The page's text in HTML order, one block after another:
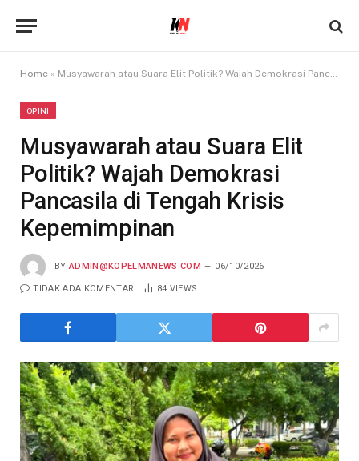
Home » Musyawarah atau Suara Elit Politik? Wajah Demokrasi Pancasila di Tengah Krisis Kepemimpinan
OPINI
Musyawarah atau Suara Elit
Politik? Wajah Demokrasi
Pancasila di Tengah Krisis
Kepemimpinan
BY ADMIN@KOPELMANEWS.COM 06/10/2026
TIDAK ADA KOMENTAR 84 VIEWS